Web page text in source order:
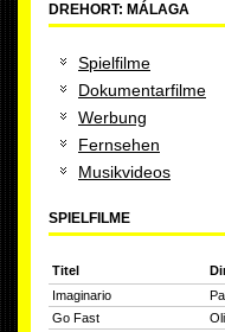
DREHORT: MÁLAGA
Spielfilme
Dokumentarfilme
Werbung
Fernsehen
Musikvideos
SPIELFILME
Titel
Imaginario
Go Fast